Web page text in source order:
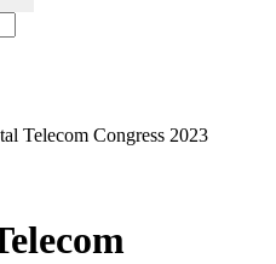
Telecom Congress 2023